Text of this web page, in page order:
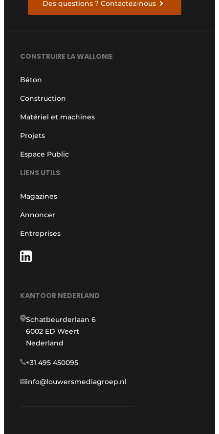
Des questions ? Contactez-nous
CONSTRUIRE LA WALLONIE
Béton
Construction
Matériel et machines
Projets
Espace Public
LIENS UTILS
Magazines
Annoncer
Entreprises
KANTOOR NEDERLAND
Schatbeurderlaan 6
6002 ED Weert
Nederland
+31 495 450095
info@louwersmediagroep.nl